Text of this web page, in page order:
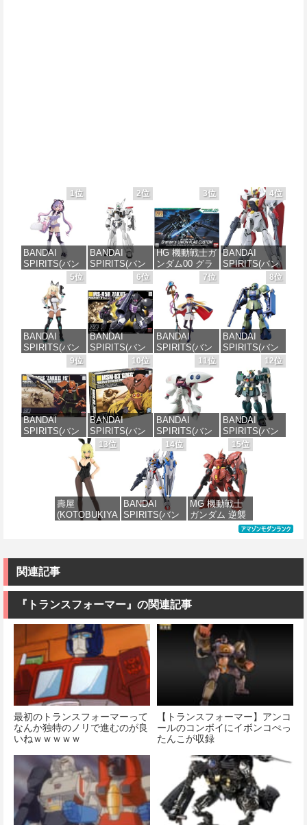
1位
BANDAI
SPIRITS(バン
ダイ スピリッ
ツ) 30MS SIS-
J00 メルンジ
ャ[カラーA] 色
分け済みプラ
モデル
価格：¥4,200
2位
BANDAI
SPIRITS(バン
ダイ スピリッ
ツ) 機動警察パ
トレイバー
EZY RG 1/48
AV-98Plus (イ
ングラム・プ
ラス) 色分け済
みプラモデル
価格：¥6,600
3位
HG 機動戦士ガ
ンダム00 グラ
ハム専用ユニ
オンフラッグ
カスタム 1/144
スケール 色分
け済みプラモ
デル
価格：¥1,800
4位
BANDAI
SPIRITS(バン
ダイ スピリッ
ツ) HGAW 機
動新世紀ガン
ダムX ガンダ
ムエアマスタ
ー 1/144スケー
ル 色分け済み
プラモデル
価格：¥3,600
5位
BANDAI
SPIRITS(バン
ダイスピリッ
ツ) 30MS SIS-
H00 セスティ
エ[カラーC] 色
分け済みプラ
モデル
価格：¥4,450
6位
BANDAI
SPIRITS(バン
ダイ スピリッ
ツ) HGUC 機動
戦士ガンダム
ザクI(黒い三連
星仕様) 1/144
スケール 色分
け済みプラモ
デル
価格：¥2,202
7位
BANDAI
SPIRITS(バン
ダイ スピリッ
Fate/Grand
Order アルトリ
ア・キャスタ
ー 色分け済み
プラモデル
価格：¥7,800
8位
BANDAI
SPIRITS(バン
ダイ スピリッ
ツ) HGUC
1/144 HGUC
MS-05BザクI
(機動戦士ガン
ダム)
価格：¥2,300
9位
BANDAI
SPIRITS(バン
ダイ スピリッ
(ガルマ専用機)
(機動戦士ガン
価格：¥2,982
10位
BANDAI
SPIRITS(バン
ダイ スピリッ
ツ) HGUC 機動
戦士ガンダム
MSM-03 ゴッ
グ 1/144スケー
ル 色分け済み
プラモデル
11位
BANDAI
SPIRITS(バン
ダイ スピリッ
ツ) HGUC 195
機動戦士Zガン
ダム キュベレ
イ 1/144スケー
ル 色分け済み
プラモデル
12位
BANDAI
SPIRITS(バン
ダイ スピリッ
ツ) HG 機動新
世紀ガンダムX
ガンダムレオ
パルド 1/144ス
ケール 色分け
済みプラモデ
ル
13位
壽屋
(KOTOBUKIYA
I〈Bunny
Style〉 全高約
ケール プラモ
デル
価格：¥11,000
14位
BANDAI
SPIRITS(バン
機動戦士ガン
アリアル 1/100
スケール 色分
け済みプラモ
デル
価格：¥4,280
15位
MG 機動戦士
ガンダム 逆襲
のシャア MSN-
ケール 色分け
関連記事
『トランスフォーマー』の関連記事
最初のトランスフォーマーって
なんか独特のノリで進むのが良
いねｗｗｗｗｗ
【トランスフォーマー】アンコ
ールのコンボイにイボンコぺっ
たんこが収録